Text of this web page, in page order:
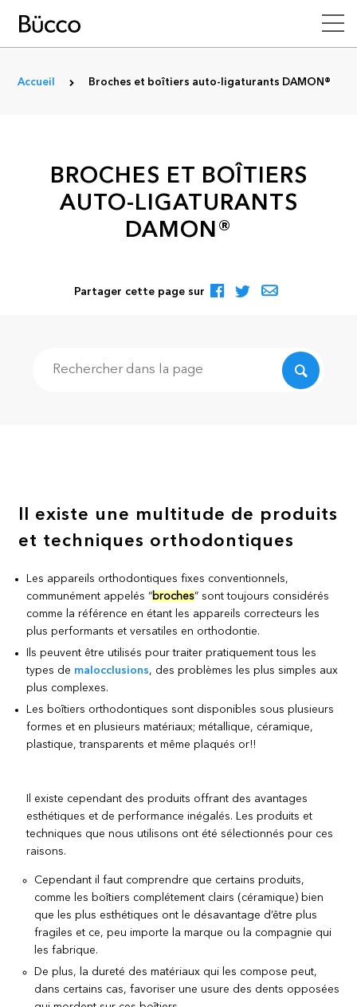
Accueil Broches et boîtiers auto-ligaturants DAMON®
BROCHES ET BOÎTIERS
AUTO-LIGATURANTS
DAMON®
Partager cette page sur
Il existe une multitude de produits
et techniques orthodontiques
Les appareils orthodontiques fixes conventionnels,
communément appelés “broches” sont toujours considérés
comme la référence en étant les appareils correcteurs les
plus performants et versatiles en orthodontie.
Ils peuvent être utilisés pour traiter pratiquement tous les
types de malocclusions, des problèmes les plus simples aux
plus complexes.
Les boîtiers orthodontiques sont disponibles sous plusieurs
formes et en plusieurs matériaux; métallique, céramique,
plastique, transparents et même plaqués or!!
Il existe cependant des produits offrant des avantages
esthétiques et de performance inégalés. Les produits et
techniques que nous utilisons ont été sélectionnés pour ces
raisons.
Cependant il faut comprendre que certains produits,
comme les boîtiers complétement clairs (céramique) bien
que les plus esthétiques ont le désavantage d’être plus
fragiles et ce, peu importe la marque ou la compagnie qui
les fabrique.
De plus, la dureté des matériaux qui les compose peut,
dans certains cas, favoriser une usure des dents opposées